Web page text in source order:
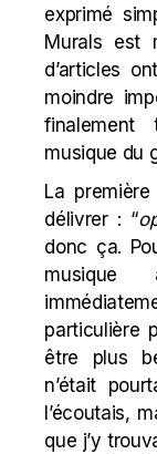
exprimé
Murals est
d’articles
moindre
musique du
La
délivrer : “
donc ça.
musique
particulière
être plus
n’était
l’écoutais,
que j’y